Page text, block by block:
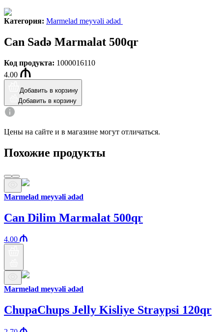
Категория: Marmelad meyvəli ədəd
Can Sadə Marmalat 500qr
Код продукта: 1000016110
4.00
Добавить в корзину
Добавить в корзину
Цены на сайте и в магазине могут отличаться.
Похожие продукты
Marmelad meyvəli ədəd
Can Dilim Marmalat 500qr
4.00
Marmelad meyvəli ədəd
ChupaChups Jelly Kisliye Straypsi 120qr